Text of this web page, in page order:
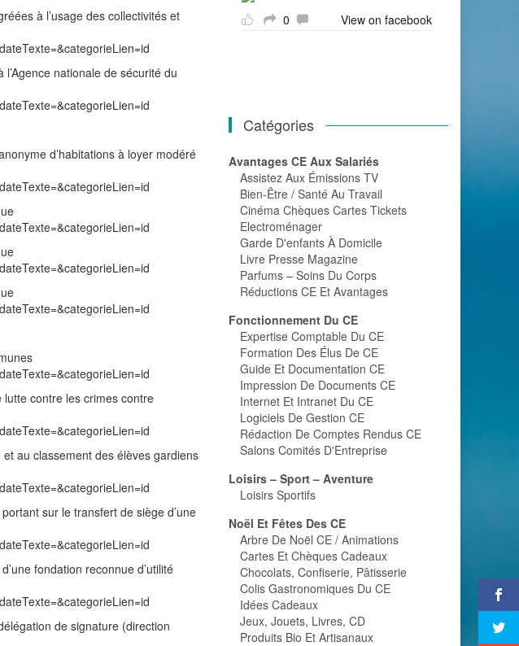
à l’usage des collectivités et
nationale de sécurité du
d’habitations à loyer modéré
lutte contre les crimes contre
au classement des élèves gardiens
sur le transfert de siège d’une
fondation reconnue d’utilité
de signature (direction
0 View on facebook
Catégories
Avantages CE Aux Salariés
Assistez Aux Émissions TV
Bien-Être / Santé Au Travail
Cinéma Chèques Cartes Tickets
Electroménager
Garde D'enfants À Domicile
Livre Presse Magazine
Parfums – Soins Du Corps
Réductions CE Et Avantages
Fonctionnement Du CE
Expertise Comptable Du CE
Formation Des Élus De CE
Guide Et Documentation CE
Impression De Documents CE
Internet Et Intranet Du CE
Logiciels De Gestion CE
Rédaction De Comptes Rendus CE
Salons Comités D'Entreprise
Loisirs – Sport – Aventure
Loisirs Sportifs
Noël Et Fêtes Des CE
Arbre De Noël CE / Animations
Cartes Et Chèques Cadeaux
Chocolats, Confiserie, Pâtisserie
Colis Gastronomiques Du CE
Idées Cadeaux
Jeux, Jouets, Livres, CD
Produits Bio Et Artisanaux